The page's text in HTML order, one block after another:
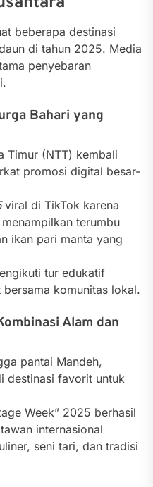
beberapa destinasi
di tahun 2025. Media
penyebaran
Bahari yang
Timur (NTT) kembali
promosi digital besar-
viral di TikTok karena
terumbu
ikan pari manta yang
tur edukatif
komunitas lokal.
Alam dan
pantai Mandeh,
destinasi favorit untuk
Week” 2025 berhasil
internasional
seni tari, dan tradisi